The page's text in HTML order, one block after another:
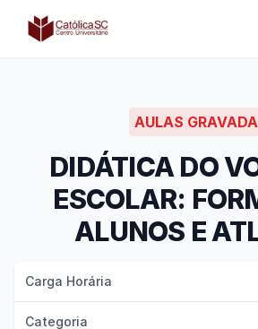
Católica SC | Experts
AULAS
DIDÁTICA DO
ESCOLAR:
ALUNOS E
Carga Horária
Categoria